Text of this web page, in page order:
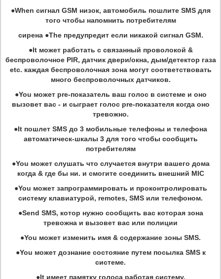
●When сигнал GSM низок, автомобиль пошлите SMS для
того чтобы напомнить потребителям
сирена ●The предупредит если никакой сигнал GSM.
●It может работать с связанный проволокой &
беспроволочное PIR, датчик двери/окна, дым/детектор газа
etc. каждая беспроволочная зона могут соответствовать
много беспроволочных датчиков.
●You может pre-показатель ваш голос в системе и оно
вызовет вас - и сыграет голос pre-показателя когда оно
тревожно.
●It пошлет SMS до 3 мобильные телефоны и телефона
автоматическ-шкалы 3 для того чтобы сообщить
потребителям
●You может слушать что случается внутри вашего дома
когда & где бы ни. и смогите соединить внешний MIC
●You может запрограммировать и проконтролировать
систему клавиатурой, remotes, SMS или телефоном.
●Send SMS, котор нужно сообщить вас которая зона
тревожна и вызовет вас или полиции
●You может изменить имя & содержание зоны SMS.
●You может дознание состояние путем посылка SMS к
системе.
●It имеет памятку голоса работая систему.